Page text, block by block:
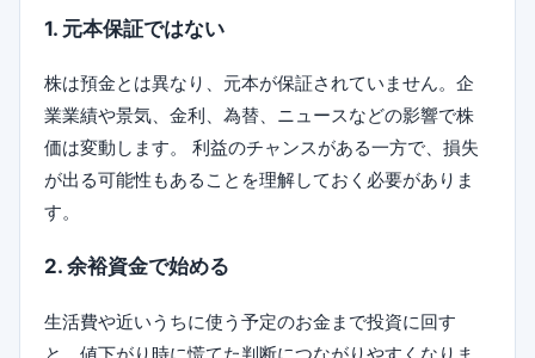
1. 元本保証ではない
株は預金とは異なり、元本が保証されていません。企
業業績や景気、金利、為替、ニュースなどの影響で株
価は変動します。 利益のチャンスがある一方で、損失
が出る可能性もあることを理解しておく必要がありま
す。
2. 余裕資金で始める
生活費や近いうちに使う予定のお金まで投資に回す